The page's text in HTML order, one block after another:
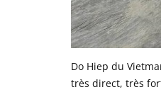
Do Hiep du
très direct, très